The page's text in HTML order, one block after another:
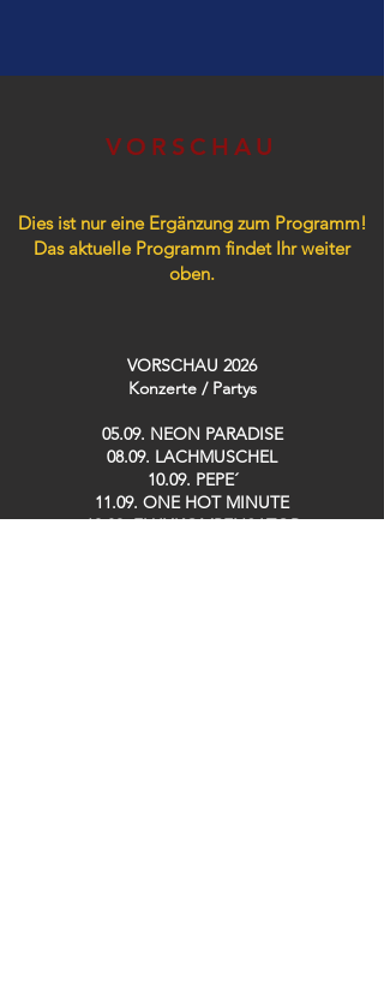
VORSCHAU
Dies ist nur eine Ergänzung zum Programm!
Das aktuelle Programm findet Ihr weiter
oben.
VORSCHAU 2026
Konzerte / Partys​
05.09. NEON PARADISE
08.09. LACHMUSCHEL
10.09. PEPE´
11.09. ONE HOT MINUTE
12.09. FLUXKOMPENSATOR